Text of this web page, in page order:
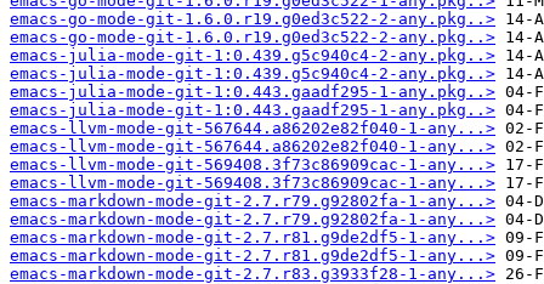
emacs-go-mode-git-1.6.0.r19.g0ed3c522-2-any.pkg..>
emacs-go-mode-git-1.6.0.r19.g0ed3c522-2-any.pkg..>
emacs-julia-mode-git-1:0.439.g5c940c4-2-any.pkg..>
emacs-julia-mode-git-1:0.439.g5c940c4-2-any.pkg..>
emacs-julia-mode-git-1:0.443.gaadf295-1-any.pkg..>
emacs-julia-mode-git-1:0.443.gaadf295-1-any.pkg..>
emacs-llvm-mode-git-567644.a86202e82f040-1-any...>
emacs-llvm-mode-git-567644.a86202e82f040-1-any...>
emacs-llvm-mode-git-569408.3f73c86909cac-1-any...>
emacs-llvm-mode-git-569408.3f73c86909cac-1-any...>
emacs-markdown-mode-git-2.7.r79.g92802fa-1-any...>
emacs-markdown-mode-git-2.7.r79.g92802fa-1-any...>
emacs-markdown-mode-git-2.7.r81.g9de2df5-1-any...>
emacs-markdown-mode-git-2.7.r81.g9de2df5-1-any...>
emacs-markdown-mode-git-2.7.r83.g3933f28-1-any...>